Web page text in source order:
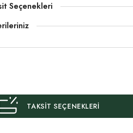
Seçenekleri
TAKSİT SEÇENEKLERİ